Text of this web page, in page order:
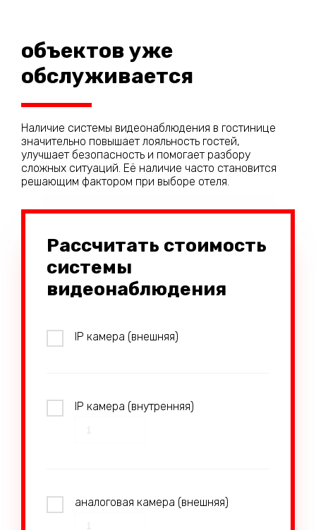
объектов уже
обслуживается
Наличие системы видеонаблюдения в гостинице
значительно повышает лояльность гостей,
улучшает безопасность и помогает разбору
сложных ситуаций. Её наличие часто становится
решающим фактором при выборе отеля.
Рассчитать стоимость
системы
видеонаблюдения
IP камера (внешняя)
IP камера (внутренняя)
аналоговая камера (внешняя)